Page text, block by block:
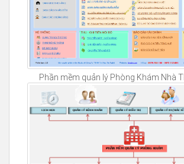
Phần mềm quản lý Phòng Khám Nhà